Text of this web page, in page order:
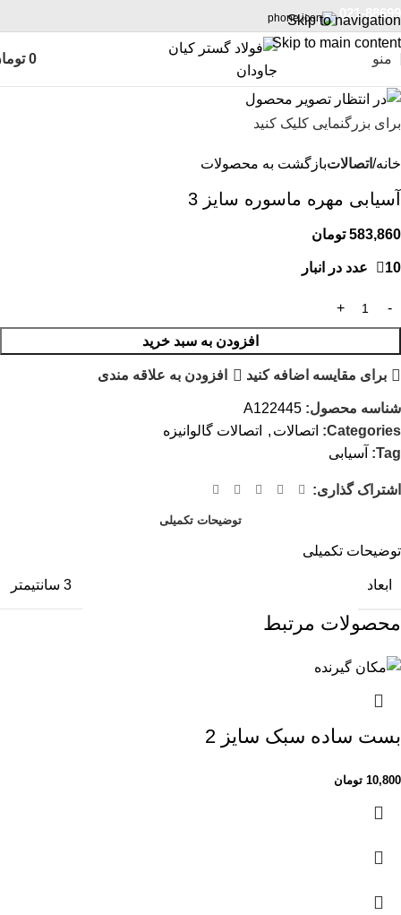
Skip to navigation
Skip to main content
021-88699
منو 0
برای بزرگنمایی کلیک کنید
خانه اتصالاتبازگشت به محصولات
آسیابی مهره ماسوره سایز 3
583,860 تومان
10 عدد در انبار
افزودن به سبد خرید
برای مقایسه اضافه کنید افزودن به علاقه مندی
شناسه محصول: A122445
Categories:
اتصالات ,
اتصالات گالوانیزه
Tag:
آسیابی
اشتراک گذاری:
توضیحات تکمیلی
توضیحات تکمیلی
ابعاد 3 سانتیمتر
محصولات مرتبط
بست ساده سبک سایز 2
10,800 تومان